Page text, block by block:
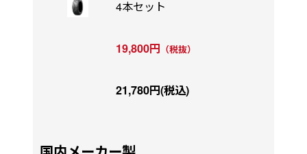
4本セット
19,800円 （税抜）
21,780円(税込)